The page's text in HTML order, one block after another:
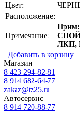
Цвет:
Расположение:
Примечание:
Прим:
ЛКП,
Добавить в корзину
Магазин
8 423 294-82-81
8 914 682-64-77
zakaz@tz25.ru
Автосервис
8 914 720-88-77